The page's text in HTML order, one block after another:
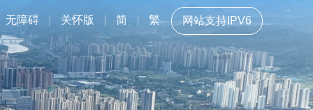
无障碍 关怀版 简 繁 网站支持IPV6